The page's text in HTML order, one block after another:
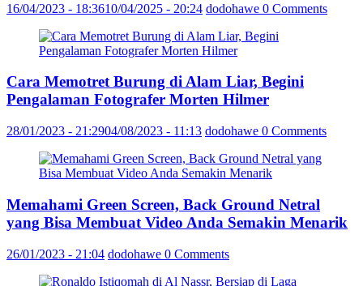
16/04/2023 - 18:3610/04/2025 - 20:24 dodohawe 0 Comments
Cara Memotret Burung di Alam Liar, Begini
Pengalaman Fotografer Morten Hilmer
28/01/2023 - 21:2904/08/2023 - 11:13 dodohawe 0 Comments
Memahami Green Screen, Back Ground Netral
yang Bisa Membuat Video Anda Semakin Menarik
26/01/2023 - 21:04 dodohawe 0 Comments